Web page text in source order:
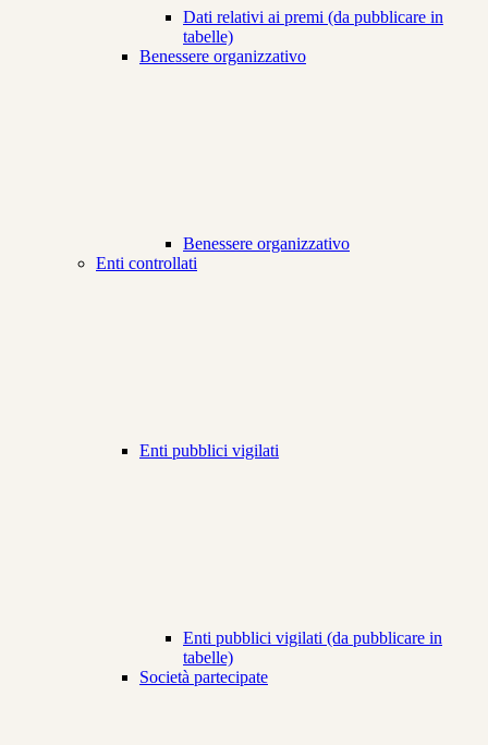
Dati relativi ai premi (da pubblicare in
tabelle)
Benessere organizzativo
Benessere organizzativo
Enti controllati
Enti pubblici vigilati
Enti pubblici vigilati (da pubblicare in
tabelle)
Società partecipate